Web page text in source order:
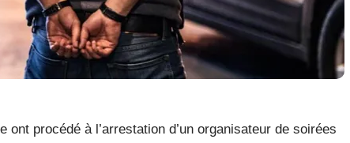
procédé à l’arrestation d’un organisateur de soirées